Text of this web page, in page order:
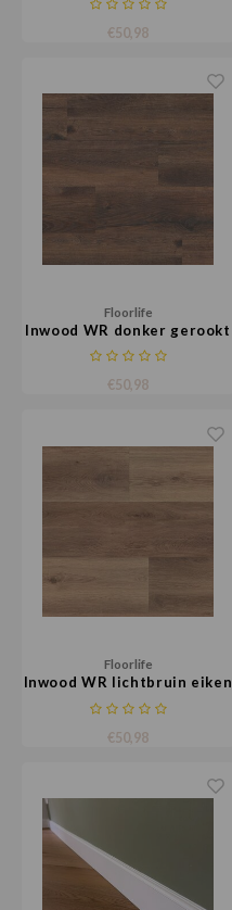
€50,98
Floorlife
Inwood WR donker gerookt
eiken
€50,98
Floorlife
Inwood WR lichtbruin eiken
€50,98